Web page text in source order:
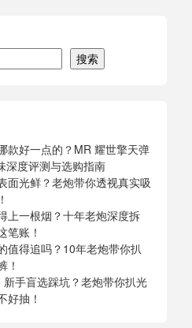
搜索
款好一点的？MR 耀世擎天弹
深度评测与选购指南
面光鲜？老炮带你透视真实吸
上一根烟？十年老炮深度拆
笔账！
值得追吗？10年老炮带你扒
！
手盲选踩坑？老炮带你扒光
好抽！